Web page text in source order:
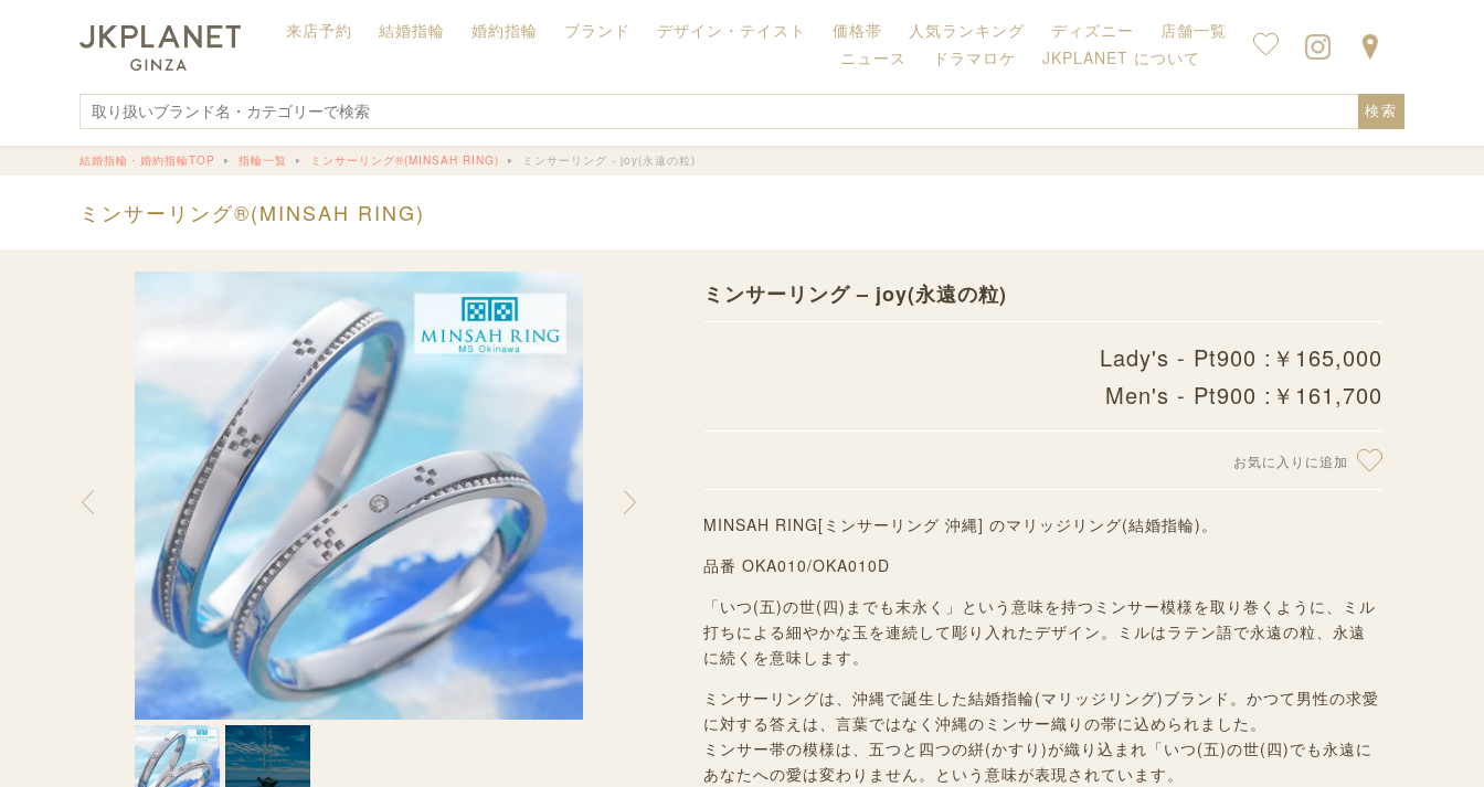
来店予約 結婚指輪 婚約指輪 ブランド デザイン・テイスト 価格帯 人気ランキング ディズニー
店舗一覧
ニュース
ドラマロケ JKPLANET について
検索
結婚指輪・婚約指輪TOP 指輪一覧 ミンサーリング®︎(MINSAH RING) ミンサーリング - joy(永遠の粒)
ミンサーリング®︎(MINSAH RING)
ミンサーリング – joy(永遠の粒)
Lady's - Pt900 :￥165,000
Men's - Pt900 :￥161,700
お気に入りに追加
MINSAH RING[ミンサーリング 沖縄] のマリッジリング(結婚指輪)。
品番 OKA010/OKA010D
「いつ(五)の世(四)までも末永く」という意味を持つミンサー模様を取り巻くように、ミル
打ちによる細やかな玉を連続して彫り入れたデザイン。ミルはラテン語で永遠の粒、永遠
に続くを意味します。
ミンサーリングは、沖縄で誕生した結婚指輪(マリッジリング)ブランド。かつて男性の求愛
に対する答えは、言葉ではなく沖縄のミンサー織りの帯に込められました。
ミンサー帯の模様は、五つと四つの絣(かすり)が織り込まれ「いつ(五)の世(四)でも永遠に
あなたへの愛は変わりません。という意味が表現されています。